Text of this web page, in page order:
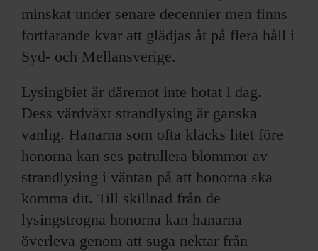
minskat under senare decennier men finns
fortfarande kvar att glädjas åt på flera håll i
Syd- och Mellansverige.
Lysingbiet är däremot inte hotat i dag.
Dess värdväxt strandlysing är ganska
vanlig. Hanarna som ofta kläcks litet före
honorna kan ses patrullera blommor av
strandlysing i väntan på att honorna ska
komma dit. Till skillnad från de
lysingstrogna honorna kan hanarna
överleva genom att suga nektar från